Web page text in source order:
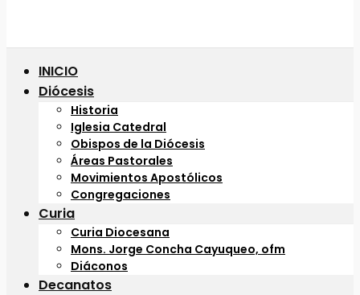
INICIO
Diócesis
Historia
Iglesia Catedral
Obispos de la Diócesis
Áreas Pastorales
Movimientos Apostólicos
Congregaciones
Curia
Curia Diocesana
Mons. Jorge Concha Cayuqueo, ofm
Diáconos
Decanatos